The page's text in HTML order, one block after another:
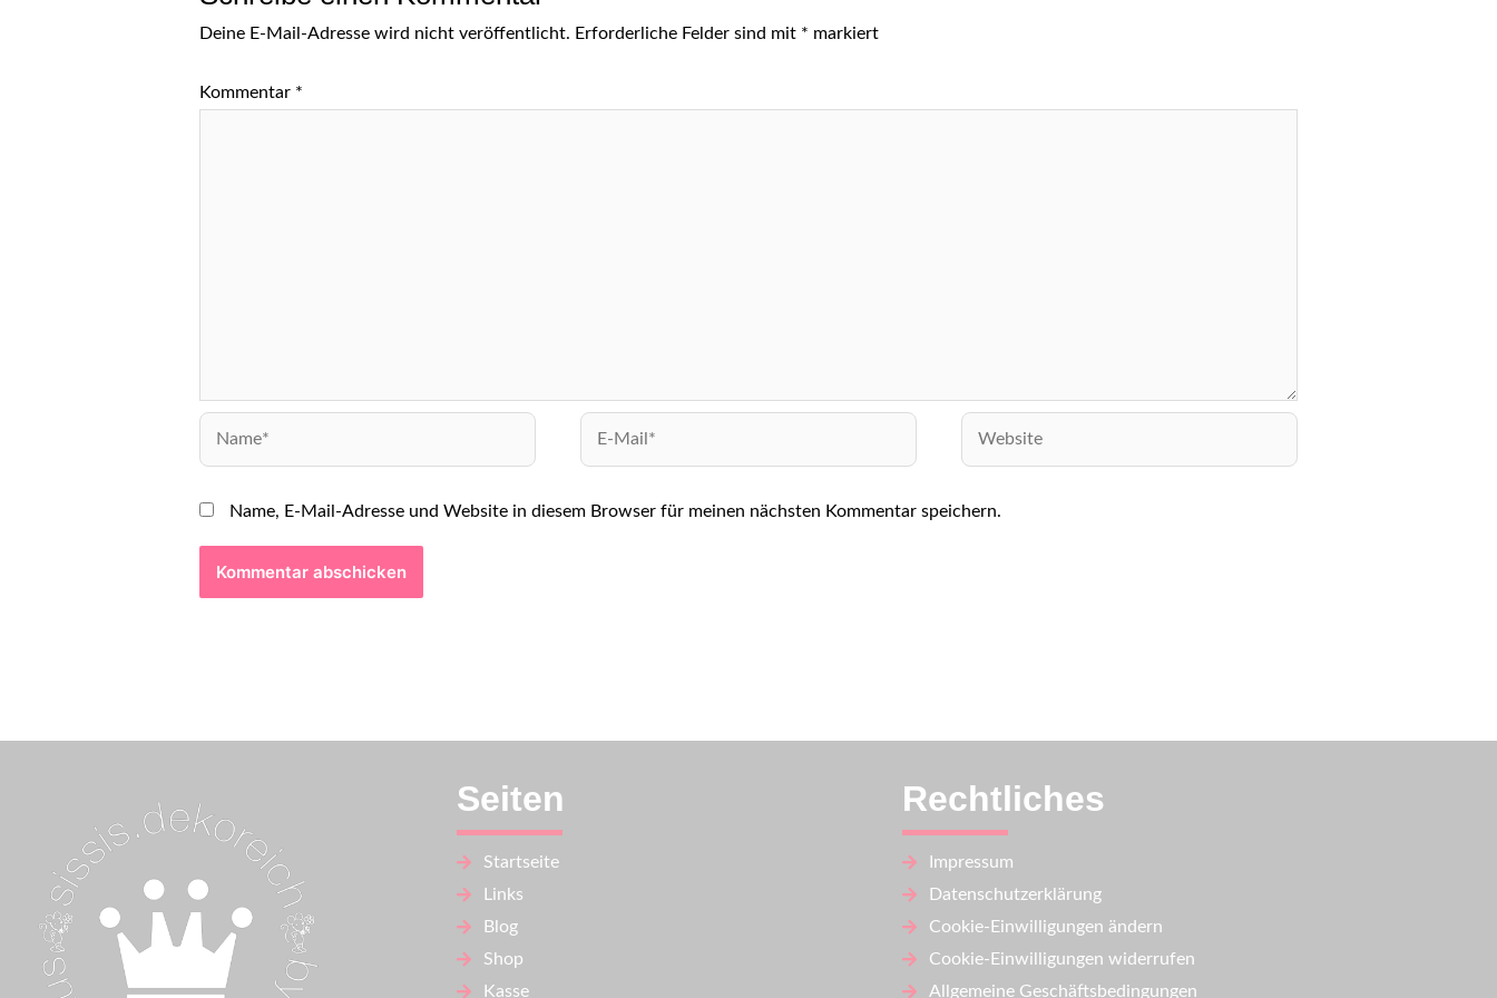
Deine E-Mail-Adresse wird nicht veröffentlicht. Erforderliche Felder sind mit * markiert
Kommentar *
Name, E-Mail-Adresse und Website in diesem Browser für meinen nächsten Kommentar speichern.
Seiten
Startseite
Links
Blog
Shop
Kasse
Rechtliches
Impressum
Datenschutzerklärung
Cookie-Einwilligungen ändern
Cookie-Einwilligungen widerrufen
Allgemeine Geschäftsbedingungen